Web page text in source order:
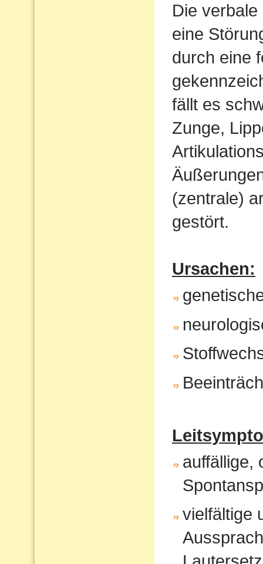
Die
eine
durch eine
fällt es
Zunge,
(zentrale)
gestört.
Ursachen:
auffällige,
vielfältige